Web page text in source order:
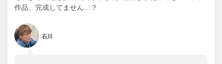
作品、完成してません…？
石川